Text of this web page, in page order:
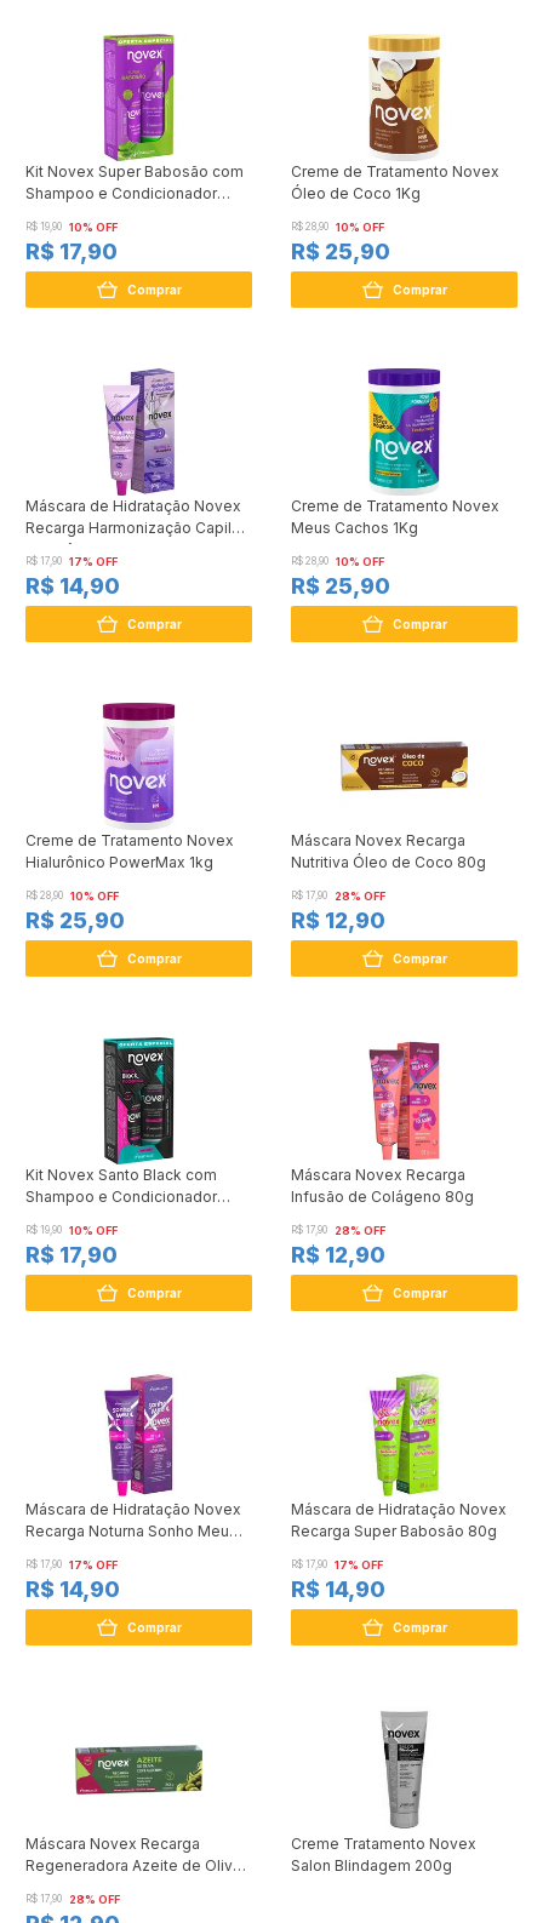
Kit Novex Super Babosão com
Shampoo e Condicionador
R$ 19,90 10% OFF
R$ 17,90
Comprar
Creme de Tratamento Novex
Óleo de Coco 1Kg
R$ 28,90 10% OFF
R$ 25,90
Comprar
Máscara de Hidratação Novex
Recarga Harmonização Capilar
Hialurônico 80g
R$ 17,90 17% OFF
R$ 14,90
Comprar
Creme de Tratamento Novex
Meus Cachos 1Kg
R$ 28,90 10% OFF
R$ 25,90
Comprar
Creme de Tratamento Novex
Hialurônico PowerMax 1kg
R$ 28,90 10% OFF
R$ 25,90
Comprar
Máscara Novex Recarga
Nutritiva Óleo de Coco 80g
R$ 17,90 28% OFF
R$ 12,90
Comprar
Kit Novex Santo Black com
Shampoo e Condicionador
R$ 19,90 10% OFF
R$ 17,90
Comprar
Máscara Novex Recarga
Infusão de Colágeno 80g
R$ 17,90 28% OFF
R$ 12,90
Comprar
Máscara de Hidratação Novex
Recarga Noturna Sonho Meu
R$ 17,90 17% OFF
R$ 14,90
Comprar
Máscara de Hidratação Novex
Recarga Super Babosão 80g
R$ 17,90 17% OFF
R$ 14,90
Comprar
Máscara Novex Recarga
Regeneradora Azeite de Oliva
R$ 17,90 28% OFF
Creme Tratamento Novex
Salon Blindagem 200g